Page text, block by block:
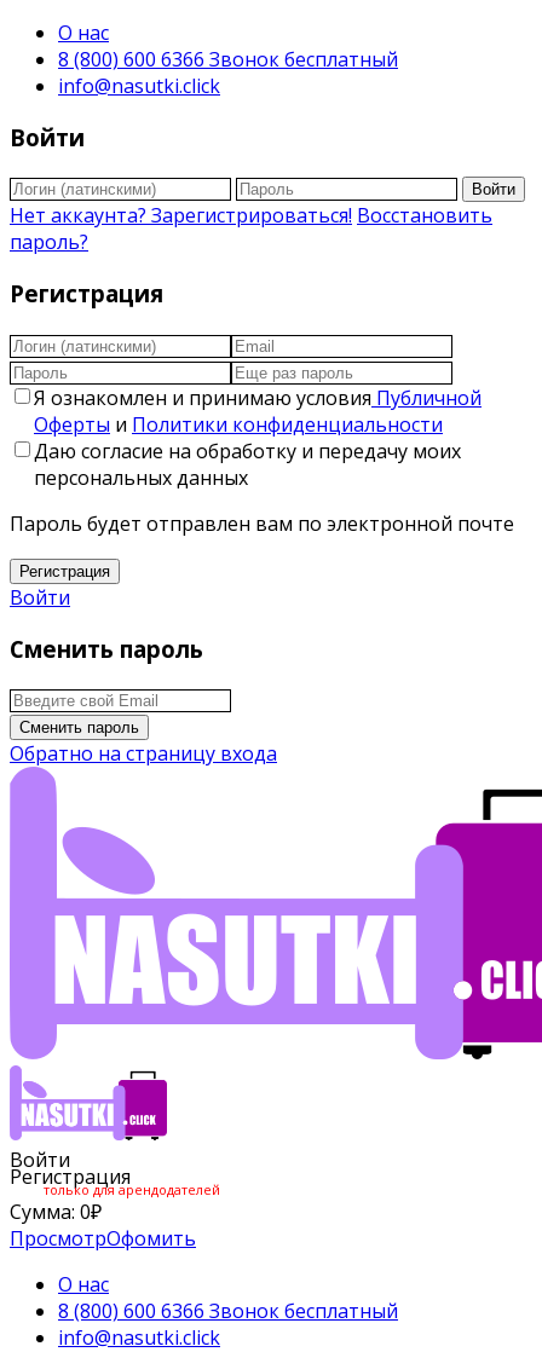
О нас
8 (800) 600 6366 Звонок бесплатный
info@nasutki.click
Войти
Войти
Нет аккаунта? Зарегистрироваться! Восстановить
пароль?
Регистрация
Я ознакомлен и принимаю условия Публичной
Оферты и Политики конфиденциальности
Даю согласие на обработку и передачу моих
персональных данных
Пароль будет отправлен вам по электронной почте
Регистрация
Войти
Сменить пароль
Сменить пароль
Обратно на страницу входа
Войти
Регистрация
только для арендодателей
Сумма: 0₽
ПросмотрОфомить
О нас
8 (800) 600 6366 Звонок бесплатный
info@nasutki.click